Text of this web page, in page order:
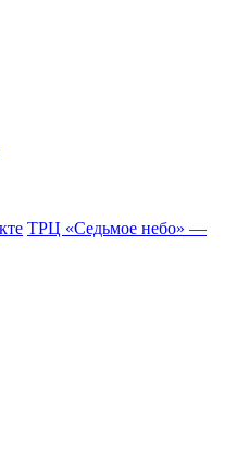
ТРЦ «Седьмое небо» —